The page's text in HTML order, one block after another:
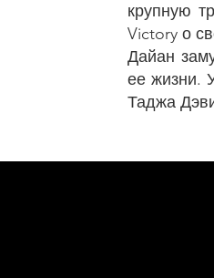
крупную
Victory о
Дайан
ее жизни.
Таджа